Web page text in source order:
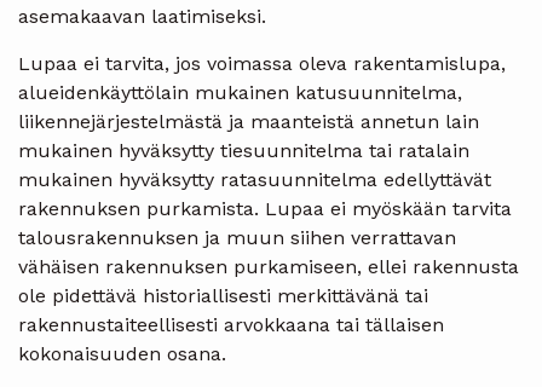
asemakaavan laatimiseksi.
Lupaa ei tarvita, jos voimassa oleva rakentamislupa,
alueidenkäyttölain mukainen katusuunnitelma,
liikennejärjestelmästä ja maanteistä annetun lain
mukainen hyväksytty tiesuunnitelma tai ratalain
mukainen hyväksytty ratasuunnitelma edellyttävät
rakennuksen purkamista. Lupaa ei myöskään tarvita
talousrakennuksen ja muun siihen verrattavan
vähäisen rakennuksen purkamiseen, ellei rakennusta
ole pidettävä historiallisesti merkittävänä tai
rakennustaiteellisesti arvokkaana tai tällaisen
kokonaisuuden osana.